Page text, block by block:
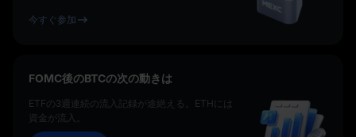
今すぐ参加
FOMC後のBTCの次の動きは
ETFの3週連続の流入記録が途絶える。ETHには
資金が流入。